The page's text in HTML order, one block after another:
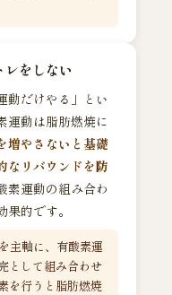
をしない
動だけやる」とい
運動は脂肪燃焼に
増やさないと基礎
なリバウンドを防
素運動の組み合わ
的です。
主軸に、有酸素運
として組み合わせ
を行うと脂肪燃焼